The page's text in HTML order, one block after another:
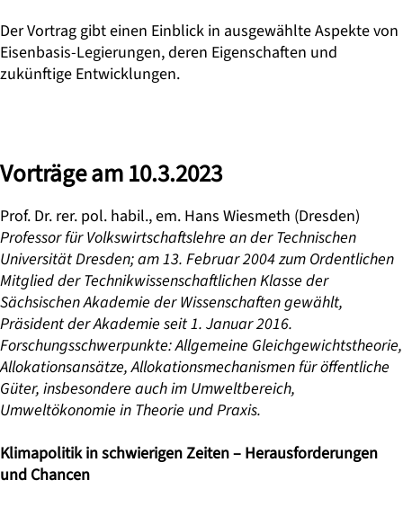
Der Vortrag gibt einen Einblick in ausgewählte Aspekte von
Eisenbasis-Legierungen, deren Eigenschaften und
zukünftige Entwicklungen.
Vorträge am 10.3.2023
Prof. Dr. rer. pol. habil., em. Hans Wiesmeth (Dresden)
Professor für Volkswirtschaftslehre an der Technischen
Universität Dresden; am13. Februar 2004zum Ordentlichen
Mitglied der Technikwissenschaftlichen Klasse der
Sächsischen Akademie der Wissenschaften gewählt,
Präsident der Akademie seit 1. Januar 2016.
Forschungsschwerpunkte:Allgemeine Gleichgewichtstheorie,
Allokationsansätze, Allokationsmechanismen für öffentliche
Güter, insbesondere auch im Umweltbereich,
Umweltökonomie in Theorie und Praxis.
Klimapolitik in schwierigen Zeiten – Herausforderungen
und Chancen